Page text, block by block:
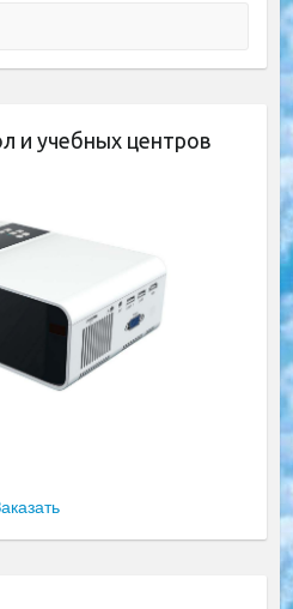
и учебных центров